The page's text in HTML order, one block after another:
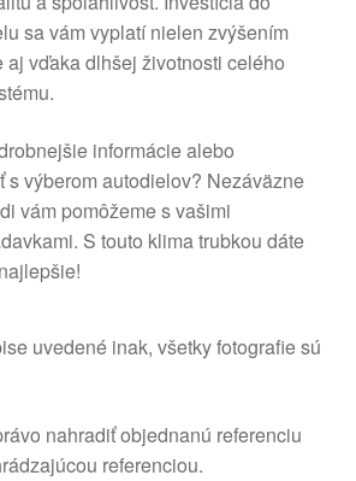
sa vám vyplatí nielen zvýšením
aj vďaka dlhšej životnosti celého
informácie alebo
s výberom autodielov? Nezáväzne
vám pomôžeme s vašimi
S touto klima trubkou dáte
uvedené inak, všetky fotografie sú
nahradiť objednanú referenciu
referenciou.